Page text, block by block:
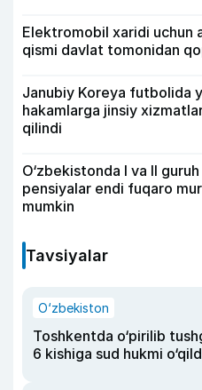
Elektromobil xaridi
qismi davlat tomonidan
Janubiy Koreya futbolida
hakamlarga jinsiy
qilindi
O‘zbekistonda I va II
pensiyalar endi fuqaro
mumkin
Tavsiyalar
O‘zbekiston
Toshkentda o‘pirilib
6 kishiga sud hukmi